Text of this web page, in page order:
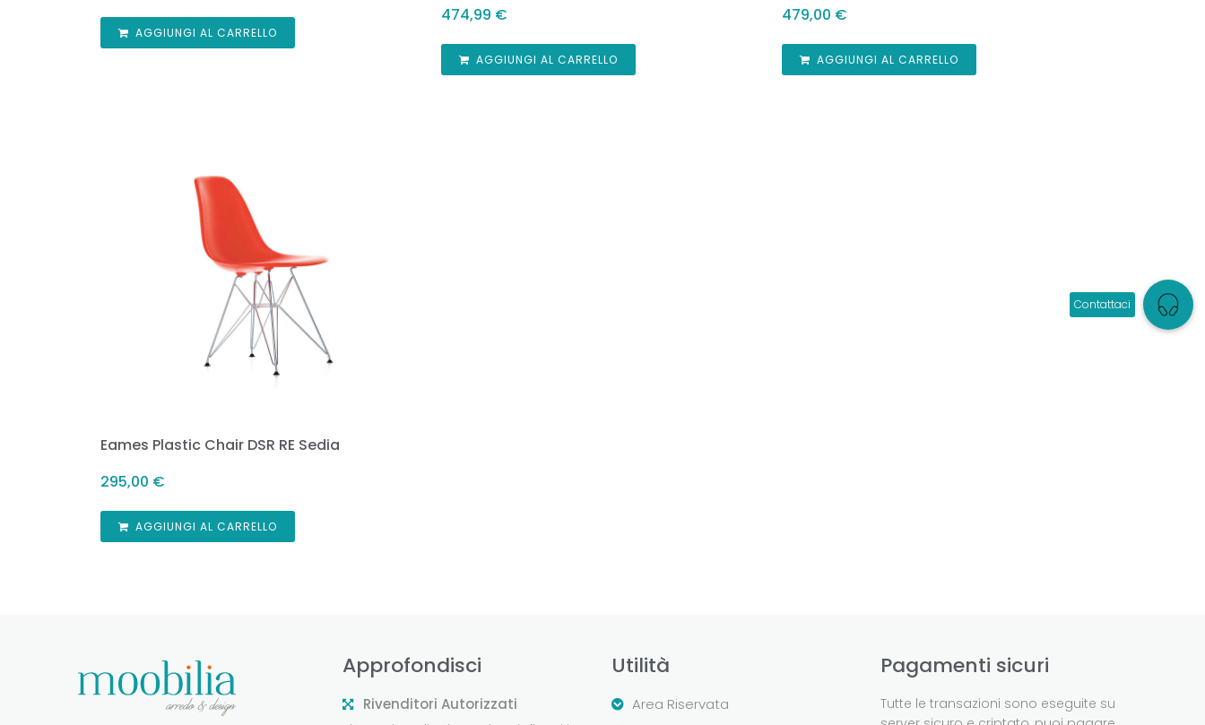
AGGIUNGI AL CARRELLO
474,99 €
AGGIUNGI AL CARRELLO
479,00 €
AGGIUNGI AL CARRELLO
Eames Plastic Chair DSR RE Sedia
295,00 €
AGGIUNGI AL CARRELLO
Approfondisci
Rivenditori Autorizzati
Utilità
Area Riservata
Pagamenti sicuri
Tutte le transazioni sono eseguite su